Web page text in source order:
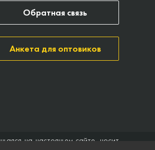
Анкета для оптовиков
Обратная связь
на настоящем сайте, носит